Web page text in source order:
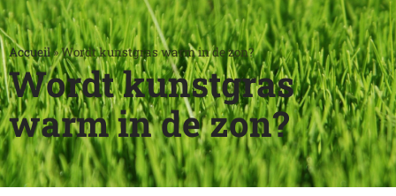
Accueil»Wordt kunstgras warm in de zon?
Wordt kunstgras
warm in de zon?